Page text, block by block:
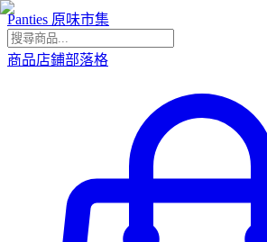
Panties 原味市集
商品店鋪部落格